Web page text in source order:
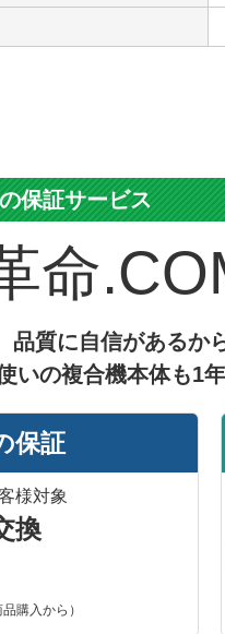
保証サービス
品質に自信があるか
いの複合機本体も1
保証
様対象
換
品購入から）